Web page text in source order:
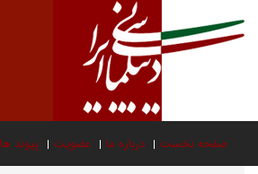
صفحه نخست درباره ما عضویت پیوند ها